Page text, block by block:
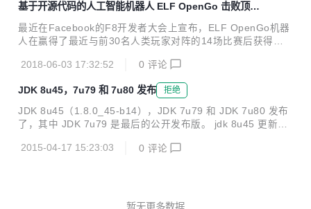
面，并不时刷新。 让我们传播有关维基页面的新闻，并将人们
（在邮件列表，irc，论坛等上）指向该页面，以获取有关Cen
tOS 8.0.1905构建状态的所有最新消息！ 原文链接
基于开源代码的人工智能机器人 ELF OpenGo 击败顶级
人类玩家
最近在Facebook的F8开发者大会上宣布，ELF OpenGo机器
人在赢得了最近与前30名人类玩家对阵的14场比赛后获得了
Facebook的人工智能研究实验室（FAIR）团队创建了ELF：
一个用于游戏研究的广泛，轻量级和灵活的平台。ELF为研究
人员提供了在各种游戏环境中测试其算法的机会，包括棋盘游
戏，Atari游戏（通过Arcade学习环境）以及定制的实时策略
游戏。它运行在支持GPU的笔记本电脑上，也支持在更复杂的
游戏环境中训练AI，例如实时策略游戏，一天内仅使用6个CP
U和一个GPU。 “我们向DeepMind的朋友们致敬，感谢他...
2018-06-03 17:32:52 0 评论
JDK 8u45，7u79 和 7u80 发布 拒绝
JDK 8u45（1.8.0_45-b14），JDK 7u79 和 JDK 7u80 发布
了，其中 JDK 7u79 是最后的公开发布版。 jdk 8u45 更新内
数或将代码作为数据； 显著增加和完善 Java 语言特性，增添
上； 安全性方面有所更新：Java加密体系架构更新；限制do
2015-04-17 15:23:03 0 评论